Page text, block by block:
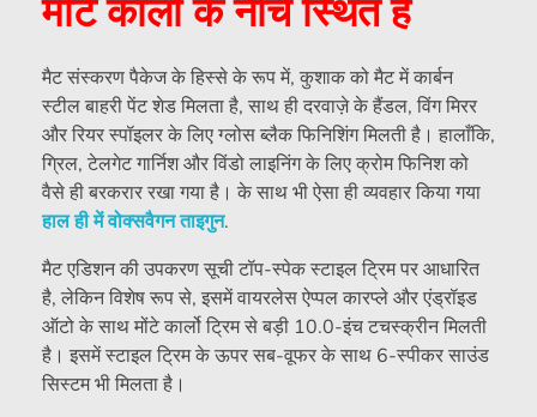
मोंटे कार्लो के नीचे स्थित है
मैट संस्करण पैकेज के हिस्से के रूप में, कुशाक को मैट में कार्बन
स्टील बाहरी पेंट शेड मिलता है, साथ ही दरवाज़े के हैंडल, विंग मिरर
और रियर स्पॉइलर के लिए ग्लोस ब्लैक फिनिशिंग मिलती है। हालाँकि,
ग्रिल, टेलगेट गार्निश और विंडो लाइनिंग के लिए क्रोम फिनिश को
वैसे ही बरकरार रखा गया है। के साथ भी ऐसा ही व्यवहार किया गया
हाल ही में वोक्सवैगन ताइगुन.
मैट एडिशन की उपकरण सूची टॉप-स्पेक स्टाइल ट्रिम पर आधारित
है, लेकिन विशेष रूप से, इसमें वायरलेस ऐप्पल कारप्ले और एंड्रॉइड
ऑटो के साथ मोंटे कार्लो ट्रिम से बड़ी 10.0-इंच टचस्क्रीन मिलती
है। इसमें स्टाइल ट्रिम के ऊपर सब-वूफर के साथ 6-स्पीकर साउंड
सिस्टम भी मिलता है।